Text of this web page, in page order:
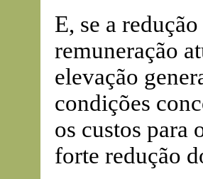
E, se a
remuneração
elevação
condições
os custos para
forte redução